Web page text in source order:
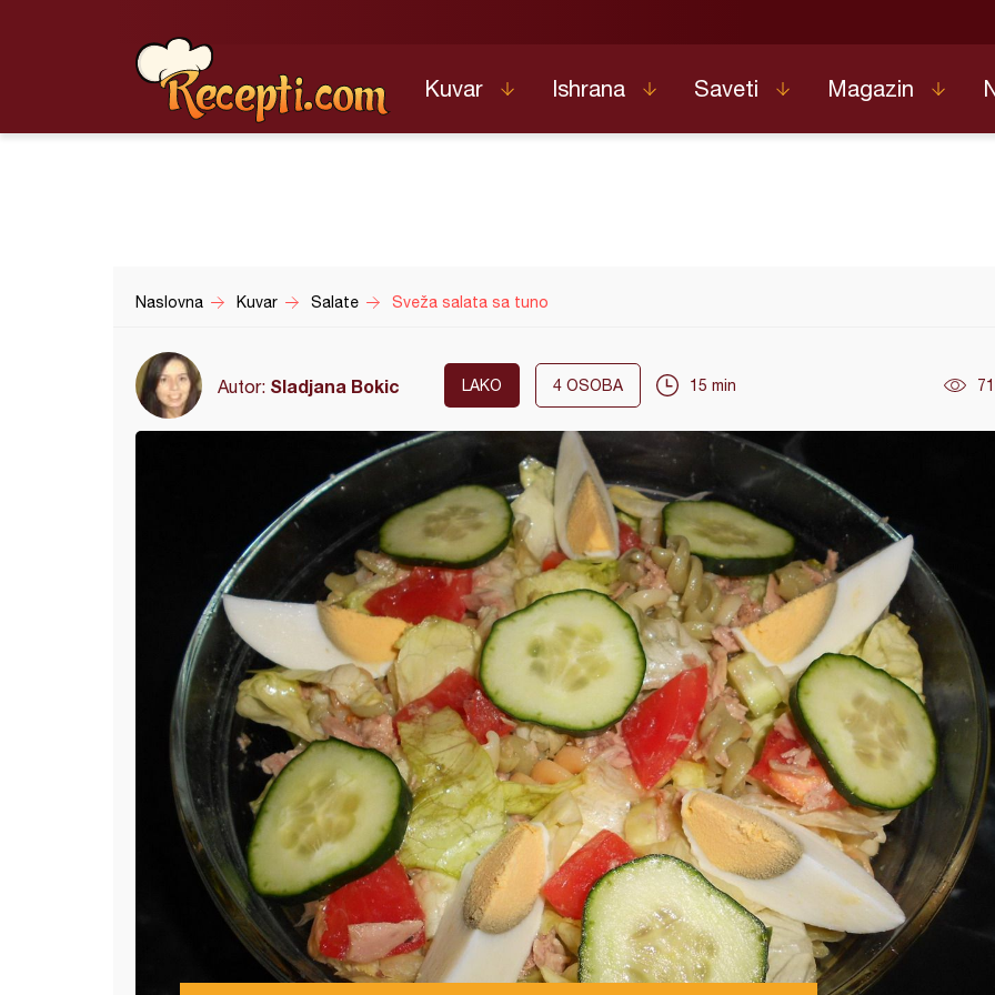
Kuvar Ishrana Saveti Magazin
Naslovna Kuvar Salate Sveža salata sa tuno
Autor: Sladjana Bokic LAKO 4 OSOBA 15 min